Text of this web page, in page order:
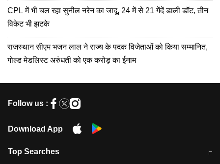
CPL में भी चल रहा सुनील नरेन का जादू, 24 में से 21 गेंदें डाली डॉट, तीन
विकेट भी झटके
राजस्थान सीएम भजन लाल ने राज्य के पदक विजेताओं को किया सम्मानित,
गोल्ड मेडलिस्ट अरुंधती को एक करोड़ का ईनाम
Follow us :
Download App
Top Searches